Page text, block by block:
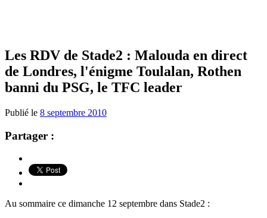
Les RDV de Stade2 : Malouda en direct
de Londres, l'énigme Toulalan, Rothen
banni du PSG, le TFC leader
Publié le 8 septembre 2010
Partager :
Au sommaire ce dimanche 12 septembre dans Stade2 :